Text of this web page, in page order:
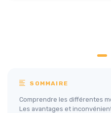
SOMMAIRE
Comprendre les différentes
Les avantages et